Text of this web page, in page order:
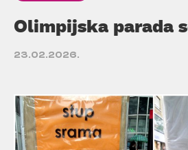
Olimpijska parada
23.02.2026.